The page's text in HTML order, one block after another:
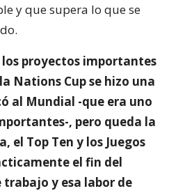
y que supera lo que se
los proyectos importantes
Nations Cup se hizo una
al Mundial -que era uno
, pero queda la
el Top Ten y los Juegos
el fin del
trabajo y esa labor de